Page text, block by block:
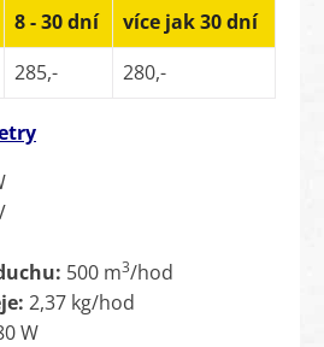
8 - 30 dní
více jak 30 dní
285,- 280,-
500 m3/hod
2,37 kg/hod
W